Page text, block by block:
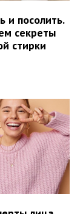
и посолить.
секреты
стирки